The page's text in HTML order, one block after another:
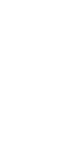
Vad är det
● Det kan
kylsystem
hamna
○
○
● Det kan